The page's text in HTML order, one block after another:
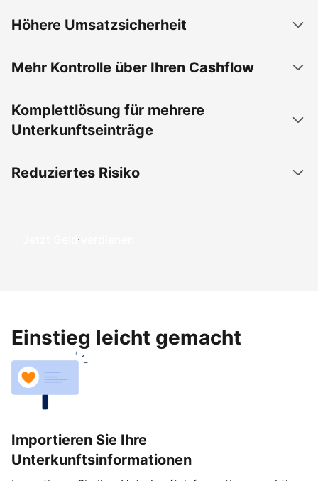
Höhere Umsatzsicherheit
Mehr Kontrolle über Ihren Cashflow
Komplettlösung für mehrere
Unterkunftseinträge
Reduziertes Risiko
Jetzt Geld verdienen
Einstieg leicht gemacht
Importieren Sie Ihre
Unterkunftsinformationen